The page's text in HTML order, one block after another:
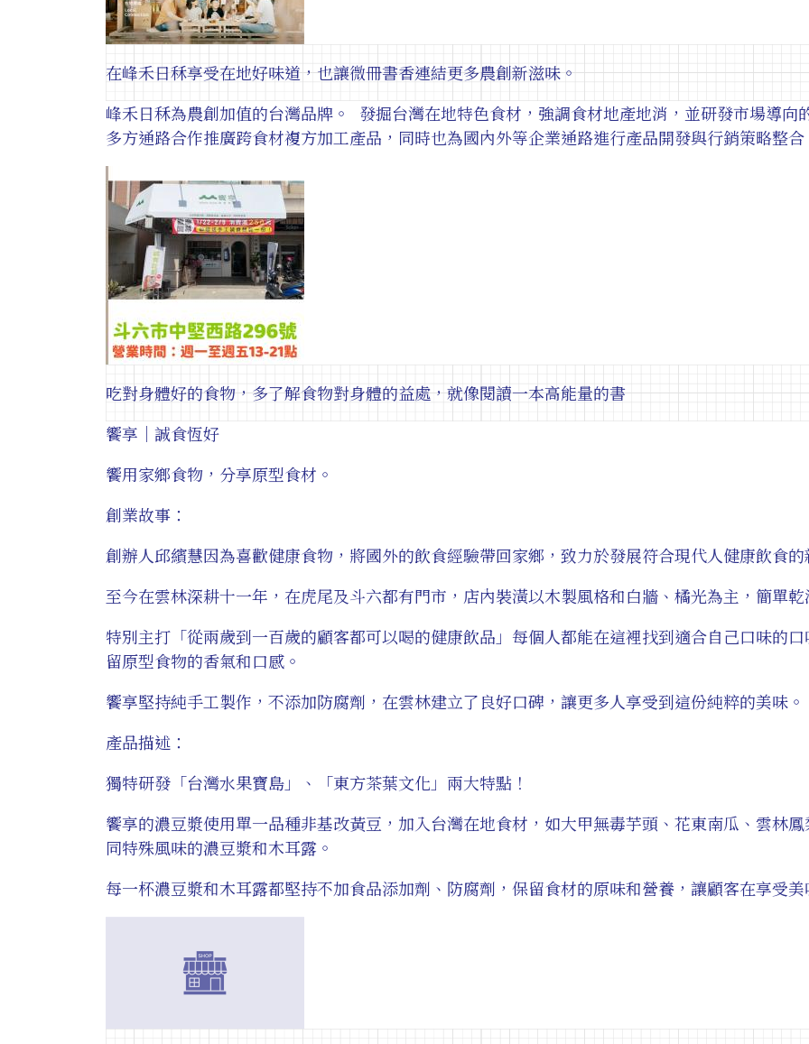
在峰禾日秝享受在地好味道，也讓微冊書香連結更多農創新滋味。
峰禾日秝為農創加值的台灣品牌。 發掘台灣在地特色食材，強調食材地產地消，並研發市場導向
多方通路合作推廣跨食材複方加工產品，同時也為國內外等企業通路進行產品開發與行銷策略整合
吃對身體好的食物，多了解食物對身體的益處，就像閱讀一本高能量的書
饗享｜誠食恆好
饗用家鄉食物，分享原型食材。
創業故事：
創辦人邱繽慧因為喜歡健康食物，將國外的飲食經驗帶回家鄉，致力於發展符合現代人健康飲食
至今在雲林深耕十一年，在虎尾及斗六都有門市，店內裝潢以木製風格和白牆、橘光為主，簡單
特別主打「從兩歲到一百歲的顧客都可以喝的健康飲品」每個人都能在這裡找到適合自己口味的
留原型食物的香氣和口感。
饗享堅持純手工製作，不添加防腐劑，在雲林建立了良好口碑，讓更多人享受到這份純粹的美味。
產品描述：
獨特研發「台灣水果寶島」、「東方茶葉文化」兩大特點！
饗享的濃豆漿使用單一品種非基改黃豆，加入台灣在地食材，如大甲無毒芋頭、花東南瓜、雲林
同特殊風味的濃豆漿和木耳露。
每一杯濃豆漿和木耳露都堅持不加食品添加劑、防腐劑，保留食材的原味和營養，讓顧客在享受